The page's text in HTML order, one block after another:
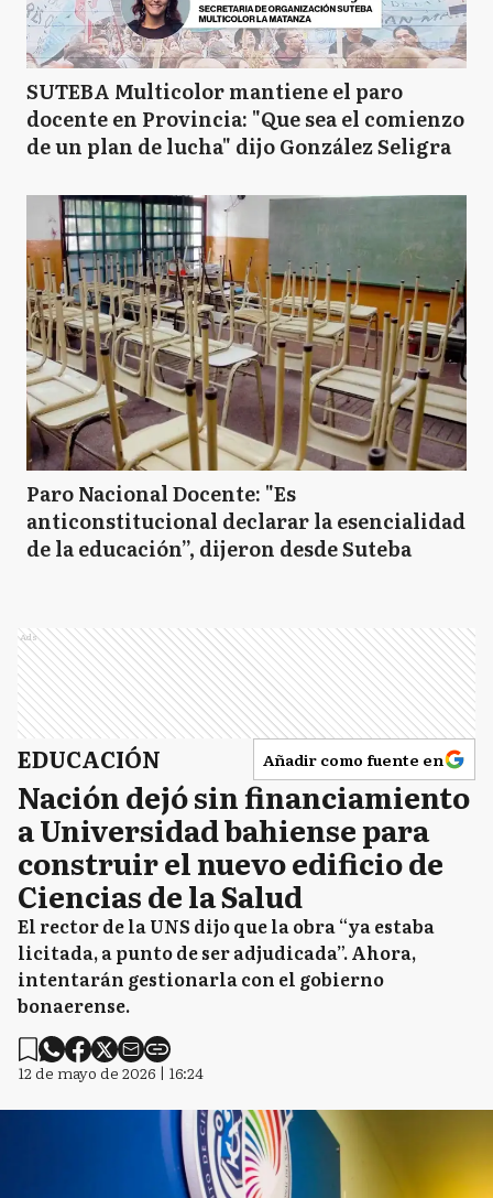
SUTEBA Multicolor mantiene el paro
docente en Provincia: "Que sea el comienzo
de un plan de lucha" dijo González Seligra
Paro Nacional Docente: "Es
anticonstitucional declarar la esencialidad
de la educación”, dijeron desde Suteba
Ads
EDUCACIÓN Añadir como fuente en
Nación dejó sin financiamiento
a Universidad bahiense para
construir el nuevo edificio de
Ciencias de la Salud
El rector de la UNS dijo que la obra “ya estaba
licitada, a punto de ser adjudicada”. Ahora,
intentarán gestionarla con el gobierno
bonaerense.
12 de mayo de 2026 | 16:24